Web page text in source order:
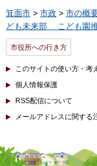
箕面市 > 市政 > 市の概
ども未来部 こども園
市役所への行き方
このサイトの使い方・考
個人情報保護
RSS配信について
メールアドレスに関する